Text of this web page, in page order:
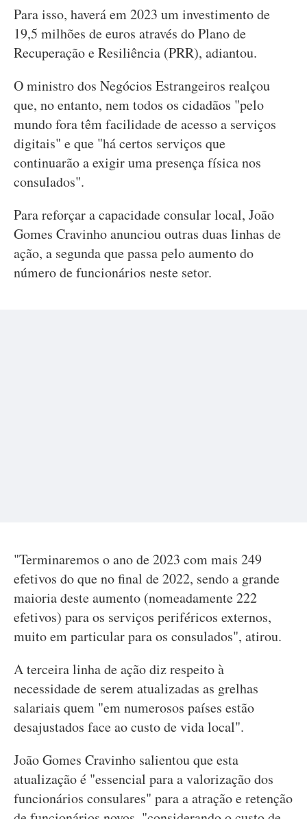
Para isso, haverá em 2023 um investimento de
19,5 milhões de euros através do Plano de
Recuperação e Resiliência (PRR), adiantou.
O ministro dos Negócios Estrangeiros realçou
que, no entanto, nem todos os cidadãos "pelo
mundo fora têm facilidade de acesso a serviços
digitais" e que "há certos serviços que
continuarão a exigir uma presença física nos
consulados".
Para reforçar a capacidade consular local, João
Gomes Cravinho anunciou outras duas linhas de
ação, a segunda que passa pelo aumento do
número de funcionários neste setor.
"Terminaremos o ano de 2023 com mais 249
efetivos do que no final de 2022, sendo a grande
maioria deste aumento (nomeadamente 222
efetivos) para os serviços periféricos externos,
muito em particular para os consulados", atirou.
A terceira linha de ação diz respeito à
necessidade de serem atualizadas as grelhas
salariais quem "em numerosos países estão
desajustados face ao custo de vida local".
João Gomes Cravinho salientou que esta
atualização é "essencial para a valorização dos
funcionários consulares" para a atração e retenção